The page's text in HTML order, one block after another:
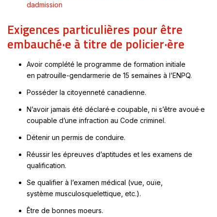
dadmission
s'ouvrira
dans
une
nouvelle
fenêtre
Exigences particulières pour être
embauché·e à titre de policier·ère
Avoir complété le programme de formation initiale
en patrouille-gendarmerie de 15 semaines à l’ENPQ.
Posséder la citoyenneté canadienne.
N’avoir jamais été déclaré·e coupable, ni s’être avoué·e
coupable d’une infraction au Code criminel.
Détenir un permis de conduire.
Réussir les épreuves d’aptitudes et les examens de
qualification.
Se qualifier à l’examen médical (vue, ouïe,
système musculosquelettique, etc.).
Être de bonnes moeurs.